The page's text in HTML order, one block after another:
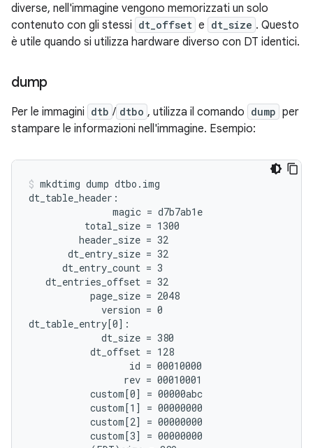
diverse, nell'immagine vengono memorizzati un solo
contenuto con gli stessi dt_offset e dt_size . Questo
è utile quando si utilizza hardware diverso con DT identici.
dump
Per le immagini dtb / dtbo , utilizza il comando dump per
stampare le informazioni nell'immagine. Esempio:
mkdtimg dump dtbo.img
dt_table_header:
               magic = d7b7ab1e
          total_size = 1300
         header_size = 32
       dt_entry_size = 32
      dt_entry_count = 3
   dt_entries_offset = 32
           page_size = 2048
             version = 0
dt_table_entry[0]:
             dt_size = 380
           dt_offset = 128
                  id = 00010000
                 rev = 00010001
           custom[0] = 00000abc
           custom[1] = 00000000
           custom[2] = 00000000
           custom[3] = 00000000